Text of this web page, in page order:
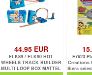
44.95 EUR
FLK89 / FLK90 HOT
WHEELS TRACK BUILDER
MULTI LOOP BOX MATTEL
E7623
Creations
Siera